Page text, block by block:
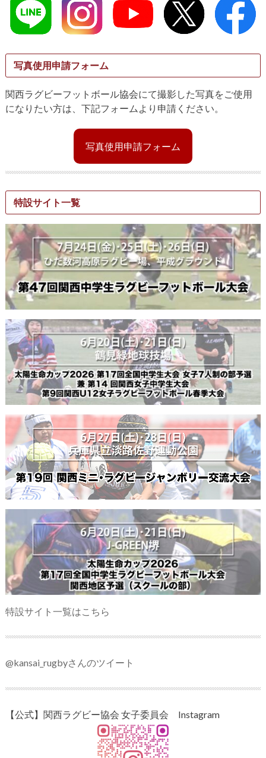
写真使用申請フォーム
関西ラグビーフットボール協会にて撮影した写真をご使用
になりたい方は、下記フォームより申請ください。
写真使用申請フォーム
特設サイト一覧
特設サイト一覧はこちら
@kansai_rugbyさんのツイート
【公式】関西ラグビー協会 女子委員会 Instagram